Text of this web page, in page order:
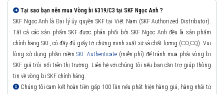
Tại sao bạn nên mua Vòng bi 6319/C3 tại SKF Ngọc Anh ?
SKF Ngọc Anh là Đại lý ủy quyền SKF tại Việt Nam (SKF Authorized Distributor).
Tất cả các sản phẩm SKF được phân phối bởi SKF Ngọc Anh đều là sản phẩm
chính hãng SKF, có đầy đủ giấy tờ chứng minh xuất xứ và chất lượng (CO,CQ). Vui
lòng sử dụng phần mềmSKF Authenticate(miễn phí) để tránh mua phải vòng bi
SKF giả trôi nổi trên thị trường. Liên hệ với chúng tôi nếu bạn cần trợ giúp thông
tin về vòng bi SKF chính hãng.
Chúng tôi cam kết hoàn tiền gấp 100 lần nếu phát hiện hàng giả, hàng nhái từ